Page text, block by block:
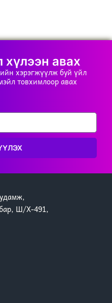
авах
хэрэгжүүлж буй үйл
товхимлоор авах
Ш/Х-491,